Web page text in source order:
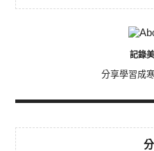
記錄
分享學習成